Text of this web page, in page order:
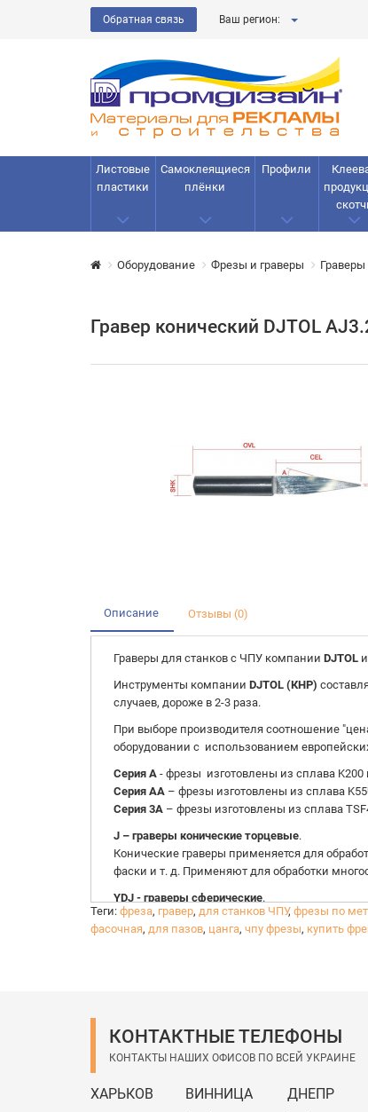
Обратная связь Ваш регион:
Листовые
пластики
Самоклеящиеся
плёнки
Профили
Оборудование Фрезы и граверы Граверы
Гравер конический DJTOL
Описание Отзывы (0)
Граверы для станков с ЧПУ компании DJTOL
Инструменты компании DJTOL (КНР)
случаев, дороже в 2-3 раза.
При выборе производителя соотношение
оборудовании с использованием
Серия A - фрезы изготовлены из сплава K200
Серия AA – фрезы изготовлены из сплава
Серия 3A – фрезы изготовлены из сплава
J – граверы конические торцевые.
Конические граверы применяется для
фаски и т. д. Применяют для обработки
YDJ - граверы сферические.
Конические сферические (радиусные)
акрила, ПВХ, МДФ, твердой древесины,
Теги: фреза, гравер, для станков ЧПУ, фрезы по
фасочная, для пазов, цанга, чпу фрезы, купить
КОНТАКТНЫЕ ТЕЛЕФОНЫ
КОНТАКТЫ НАШИХ ОФИСОВ ПО ВСЕЙ УКРАИНЕ
ХАРЬКОВ ВИННИЦА ДНЕПР